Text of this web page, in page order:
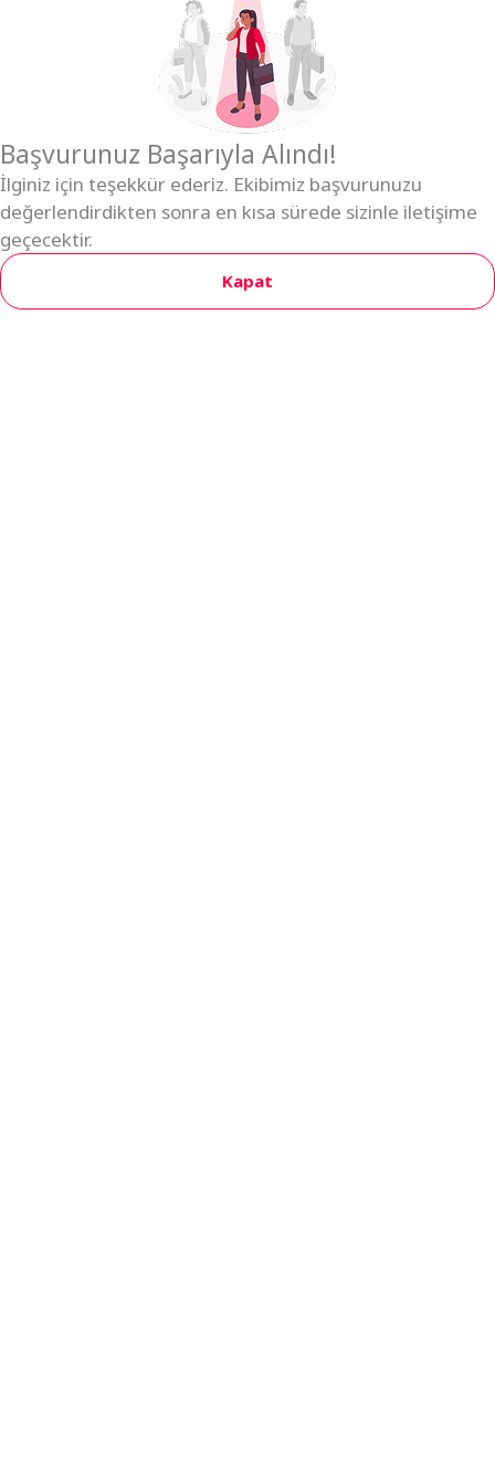
Başvurunuz Başarıyla Alındı!
İlginiz için teşekkür ederiz. Ekibimiz başvurunuzu
değerlendirdikten sonra en kısa sürede sizinle iletişime
geçecektir.
Kapat